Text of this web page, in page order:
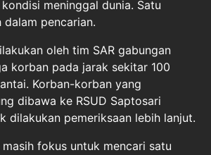
meninggal dunia. Satu
pencarian.
oleh tim SAR gabungan
korban pada jarak sekitar 100
Korban-korban yang
dibawa ke RSUD Saptosari
dilakukan pemeriksaan lebih lanjut.
masih fokus untuk mencari satu